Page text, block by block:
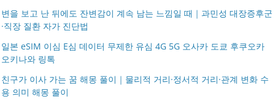
변을 보고 난 뒤에도 잔변감이 계속 남는 느낌일 때｜과민성 대장증후군
·직장 질환 자가 진단법
일본 eSIM 이심 E심 데이터 무제한 유심 4G 5G 오사카 도쿄 후쿠오카
오키나와 링톡
친구가 이사 가는 꿈 해몽 풀이｜물리적 거리·정서적 거리·관계 변화 수
용 의미 해몽 풀이